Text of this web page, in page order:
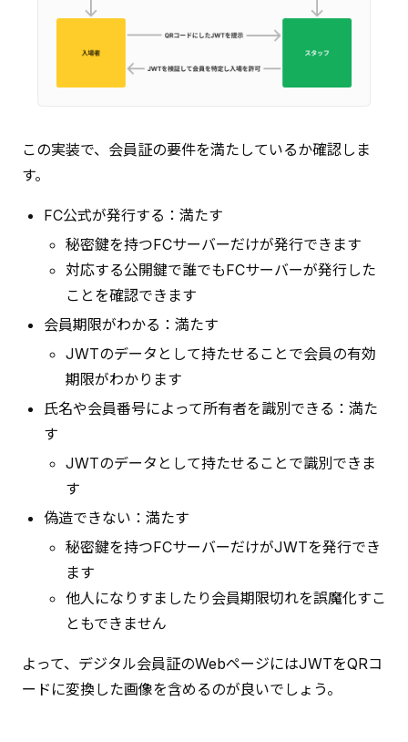
この実装で、会員証の要件を満たしているか確認しま
す。
FC公式が発行する：満たす
秘密鍵を持つFCサーバーだけが発行できます
対応する公開鍵で誰でもFCサーバーが発行した
ことを確認できます
会員期限がわかる：満たす
JWTのデータとして持たせることで会員の有効
期限がわかります
氏名や会員番号によって所有者を識別できる：満た
す
JWTのデータとして持たせることで識別できま
す
偽造できない：満たす
秘密鍵を持つFCサーバーだけがJWTを発行でき
ます
他人になりすましたり会員期限切れを誤魔化すこ
ともできません
よって、デジタル会員証のWebページにはJWTをQRコ
ードに変換した画像を含めるのが良いでしょう。